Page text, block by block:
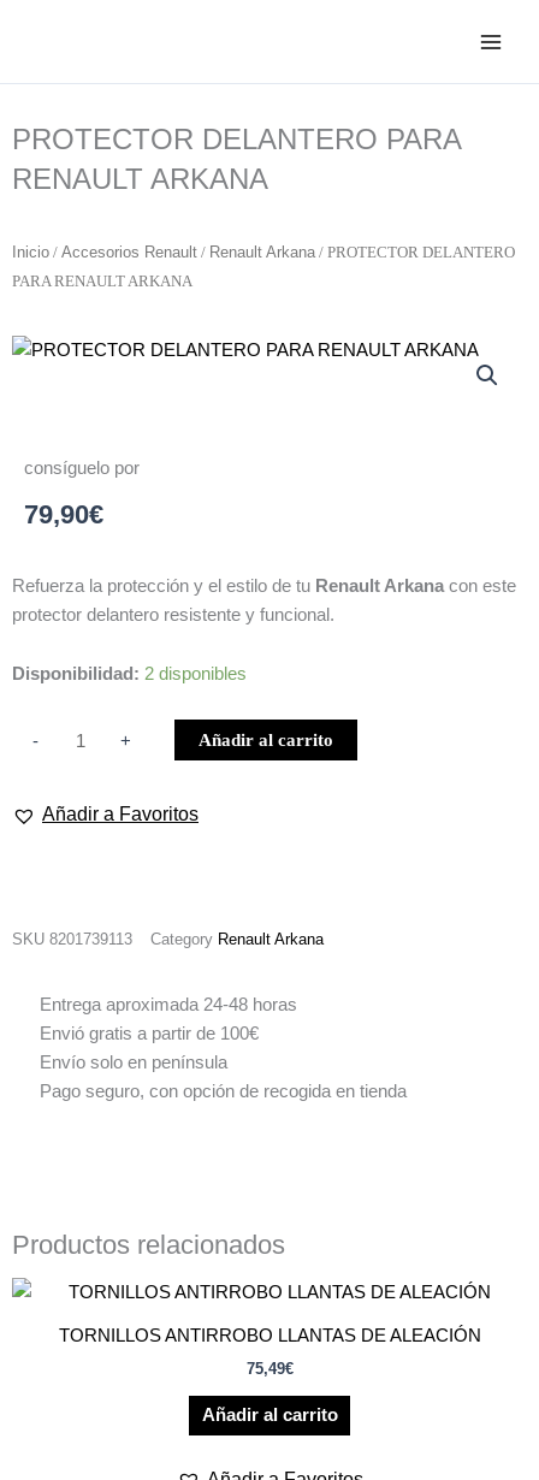
PROTECTOR DELANTERO PARA
RENAULT ARKANA
Inicio / Accesorios Renault / Renault Arkana / PROTECTOR DELANTERO
PARA RENAULT ARKANA
consíguelo por
79,90€
Refuerza la protección y el estilo de tu Renault Arkana con este
protector delantero resistente y funcional.
Disponibilidad: 2 disponibles
-
PROTECTOR
cantidad
+ Añadir al carrito
Añadir a Favoritos
SKU 8201739113 Category Renault Arkana
Entrega aproximada 24-48 horas
Envió gratis a partir de 100€
Envío solo en península
Pago seguro, con opción de recogida en tienda
Productos relacionados
TORNILLOS ANTIRROBO LLANTAS DE ALEACIÓN
75,49€
Añadir al carrito